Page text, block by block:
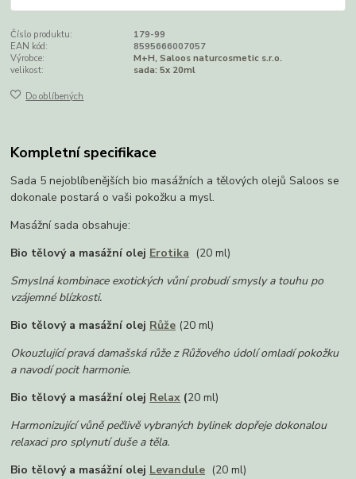
Číslo produktu:
179-99
EAN kód:
8595666007057
Výrobce:
M+H, Saloos naturcosmetic s.r.o.
velikost:
sada: 5x 20ml
Do oblíbených
Kompletní specifikace
Sada 5 nejoblíbenějších bio masážních a tělových olejů Saloos se
dokonale postará o vaši pokožku a mysl.
Masážní sada obsahuje:
Bio tělový a masážní olej Erotika (20 ml)
Smyslná kombinace exotických vůní probudí smysly a touhu po
vzájemné blízkosti.
Bio tělový a masážní olej Růže (20 ml)
Okouzlující pravá damašská růže z Růžového údolí omladí pokožku
a navodí pocit harmonie.
Bio tělový a masážní olej Relax (20 ml)
Harmonizující vůně pečlivě vybraných bylinek dopřeje dokonalou
relaxaci pro splynutí duše a těla.
Bio tělový a masážní olej Levandule (20 ml)